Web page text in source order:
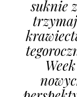
suknie